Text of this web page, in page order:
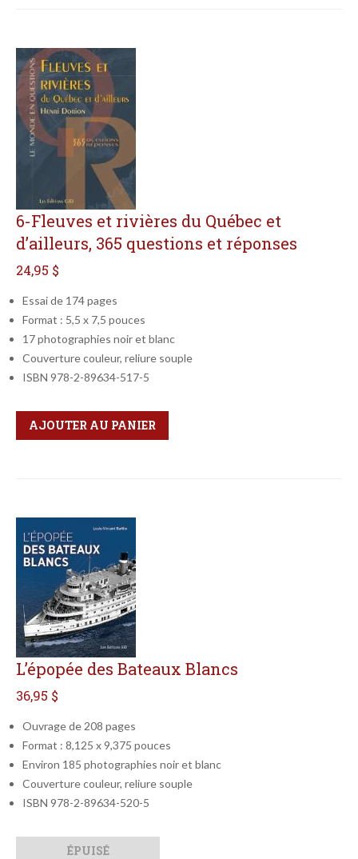
6-Fleuves et rivières du Québec et
d’ailleurs, 365 questions et réponses
24,95 $
Essai de 174 pages
Format : 5,5 x 7,5 pouces
17 photographies noir et blanc
Couverture couleur, reliure souple
ISBN 978-2-89634-517-5
Qté
Format
AJOUTER AU PANIER
L’épopée des Bateaux Blancs
36,95 $
Ouvrage de 208 pages
Format : 8,125 x 9,375 pouces
Environ 185 photographies noir et blanc
Couverture couleur, reliure souple
ISBN 978-2-89634-520-5
ÉPUISÉ